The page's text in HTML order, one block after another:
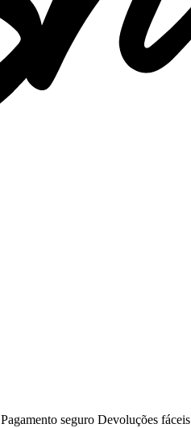
Pagamento seguro Devoluções fáceis